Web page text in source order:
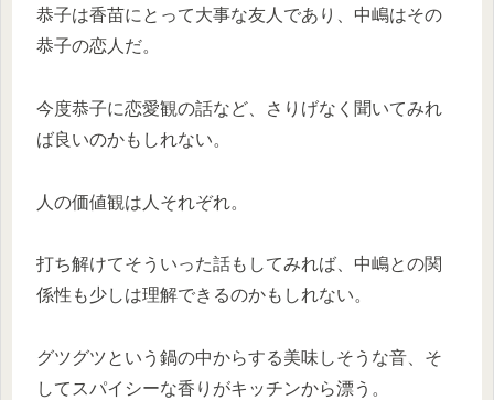
恭子は香苗にとって大事な友人であり、中嶋はその
恭子の恋人だ。
今度恭子に恋愛観の話など、さりげなく聞いてみれ
ば良いのかもしれない。
人の価値観は人それぞれ。
打ち解けてそういった話もしてみれば、中嶋との関
係性も少しは理解できるのかもしれない。
グツグツという鍋の中からする美味しそうな音、そ
してスパイシーな香りがキッチンから漂う。